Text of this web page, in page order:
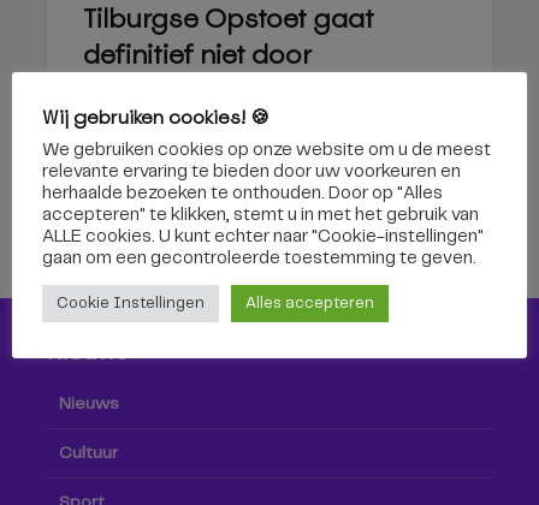
Tilburgse Opstoet gaat
definitief niet door
Nieuws
Nieuws
Cultuur
Wij gebruiken cookies! 🍪
We gebruiken cookies op onze website om u de meest
relevante ervaring te bieden door uw voorkeuren en
herhaalde bezoeken te onthouden. Door op "Alles
accepteren" te klikken, stemt u in met het gebruik van
ALLE cookies. U kunt echter naar "Cookie-instellingen"
gaan om een ​​gecontroleerde toestemming te geven.
Cookie Instellingen Alles accepteren